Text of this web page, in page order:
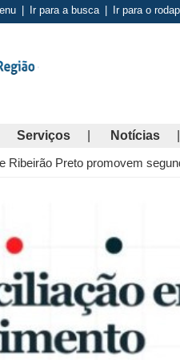
Ir para a busca Ir para o
Serviços Notícias
Ribeirão Preto promovem